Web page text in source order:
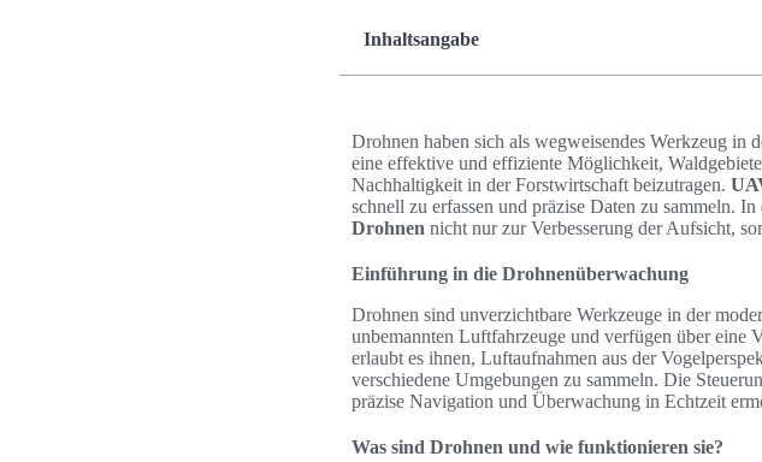
Inhaltsangabe
Drohnen haben sich als wegweisendes Werkzeug in
eine effektive und effiziente Möglichkeit,
Nachhaltigkeit in der Forstwirtschaft beizutragen.
schnell zu erfassen und präzise Daten zu sammeln.
Drohnen nicht nur zur Verbesserung der Aufsicht,
Einführung in die Drohnenüberwachung
Drohnen sind unverzichtbare Werkzeuge in der
unbemannten Luftfahrzeuge und verfügen über eine
erlaubt es ihnen, Luftaufnahmen aus der
verschiedene Umgebungen zu sammeln. Die
präzise Navigation und Überwachung in Echtzeit
Was sind Drohnen und wie funktionieren sie?